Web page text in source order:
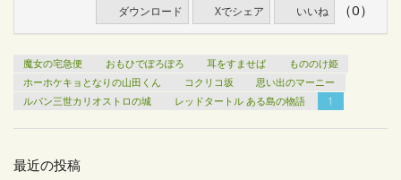
ダウンロード Xでシェア いいね （0）
魔女の宅急便 おもひでぽろぽろ 耳をすませば
もののけ姫
ホーホケキョとなりの山田くん
コクリコ坂
思い出のマーニー
ルパン三世カリオストロの城
レッドタートル ある島の物語 1
最近の投稿